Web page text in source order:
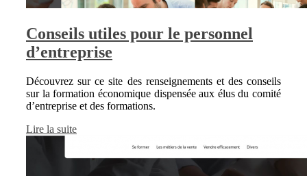
Conseils utiles pour le personnel
d’entreprise
Découvrez sur ce site des renseignements et des conseils
sur la formation économique dispensée aux élus du comité
d’entreprise et des formations.
Lire la suite